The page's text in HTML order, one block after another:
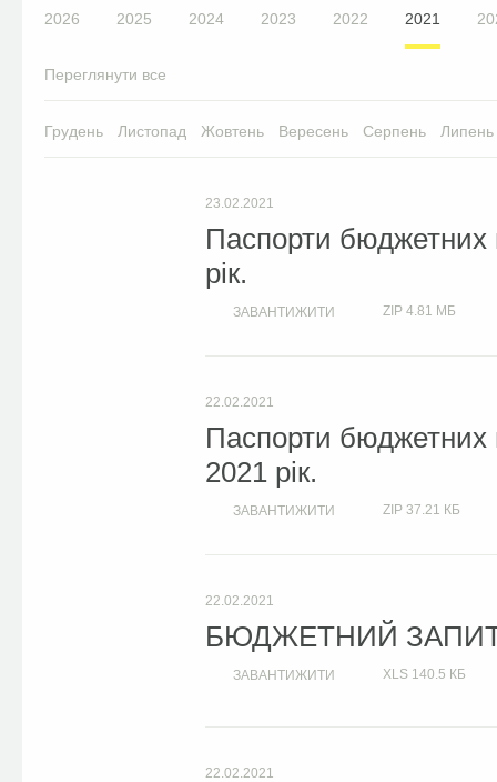
2026 2025 2024 2023 2022 2021
Переглянути все
Грудень Листопад Жовтень Вересень Серпень Липень
23.02.2021
Паспорти бюджетних
рік.
ЗАВАНТИЖИТИ ZIP 4.81 МБ
22.02.2021
Паспорти бюджетних
2021 рік.
ЗАВАНТИЖИТИ ZIP 37.21 КБ
22.02.2021
БЮДЖЕТНИЙ ЗАПИТ
ЗАВАНТИЖИТИ XLS 140.5 КБ
22.02.2021